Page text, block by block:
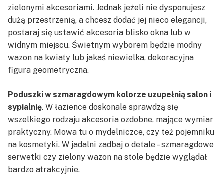
zielonymi akcesoriami. Jednak jeżeli nie dysponujesz
dużą przestrzenią, a chcesz dodać jej nieco elegancji,
postaraj się ustawić akcesoria blisko okna lub w
widnym miejscu. Świetnym wyborem będzie modny
wazon na kwiaty lub jakaś niewielka, dekoracyjna
figura geometryczna.
Poduszki w szmaragdowym kolorze uzupełnią salon i
sypialnię. W łazience doskonale sprawdzą się
wszelkiego rodzaju akcesoria ozdobne, mające wymiar
praktyczny. Mowa tu o mydelniczce, czy też pojemniku
na kosmetyki. W jadalni zadbaj o detale – szmaragdowe
serwetki czy zielony wazon na stole będzie wyglądał
bardzo atrakcyjnie.